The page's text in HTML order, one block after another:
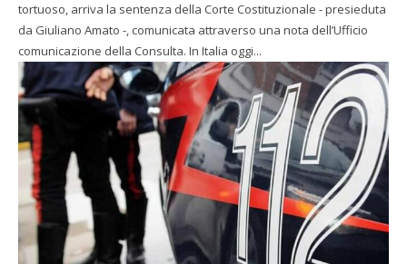
tortuoso, arriva la sentenza della Corte Costituzionale - presieduta
da Giuliano Amato -, comunicata attraverso una nota dell’Ufficio
comunicazione della Consulta. In Italia oggi...